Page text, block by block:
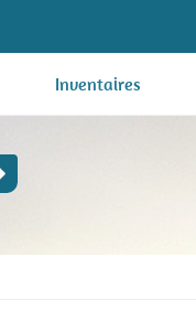
Inventaires